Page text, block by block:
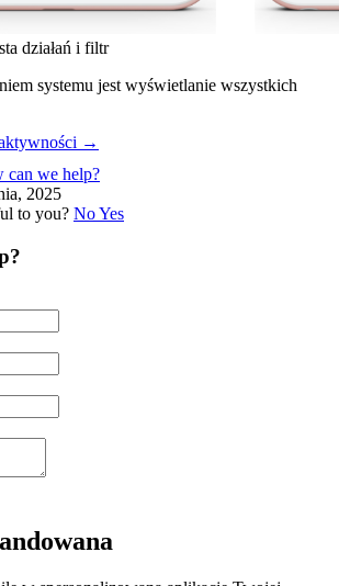
działań i filtr
systemu jest wyświetlanie wszystkich
→
can we help?
2025
to you? NoYes